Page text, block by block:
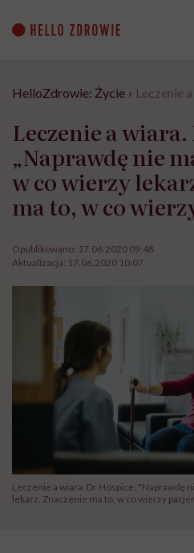
content
HelloZdrowie: Życie › Leczenie
Leczenie a
„Naprawdę nie
w co wierzy
ma to, w co
Opublikowano: 17.06.2020 09:48
Aktualizacja: 17.06.2020 10:07
Leczenie a wiara. Dr Hospice: "Naprawdę
lekarz. Znaczenie ma to, w co wierzy